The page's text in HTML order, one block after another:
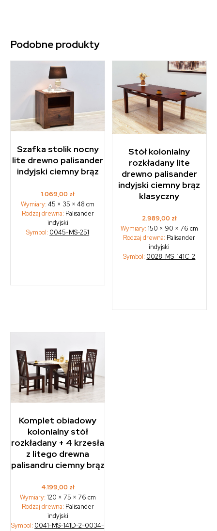
Podobne produkty
Szafka stolik nocny
lite drewno palisander
indyjski ciemny brąz
1.069,00 zł
Wymiary:45 × 35 × 48 cm
Rodzaj drewna: Palisander
indyjski
Symbol: 0045-MS-251
Stół kolonialny
rozkładany lite
drewno palisander
indyjski ciemny brąz
klasyczny
2.989,00 zł
Wymiary: 150 × 90 × 76 cm
Rodzaj drewna: Palisander
indyjski
Symbol: 0028-MS-141C-2
Komplet obiadowy
kolonialny stół
rozkładany + 4 krzesła
z litego drewna
palisandru ciemny brąz
4.199,00 zł
Wymiary: 120 × 75 × 76 cm
Rodzaj drewna: Palisander
indyjski
Symbol: 0041-MS-141D-2-0034-